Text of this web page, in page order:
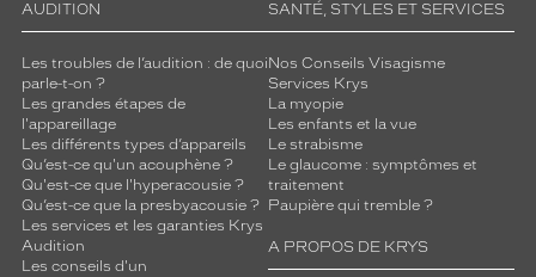
AUDITION
Les troubles de l’audition : de quoi
parle-t-on ?
Les grandes étapes de
l'appareillage
Les différents types d’appareils
Qu’est-ce qu'un acouphène ?
Qu'est-ce que l'hyperacousie ?
Qu’est-ce que la presbyacousie ?
Les services et les garanties Krys
Audition
Les conseils d'un
SANTÉ, STYLES ET SERVICES
Nos Conseils Visagisme
Services Krys
La myopie
Les enfants et la vue
Le strabisme
Le glaucome : symptômes et
traitement
Paupière qui tremble ?
A PROPOS DE KRYS